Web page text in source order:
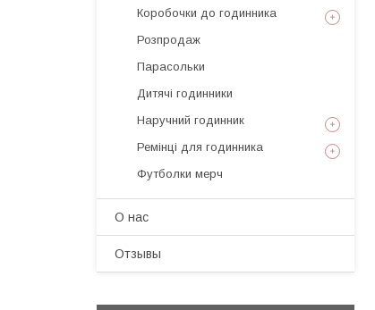
Коробочки до годинника
Розпродаж
Парасольки
Дитячі годинники
Наручний годинник
Ремінці для годинника
Футболки мерч
О нас
Отзывы